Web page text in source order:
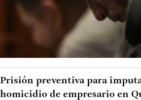
Prisión preventiva para
homicidio de empresario en